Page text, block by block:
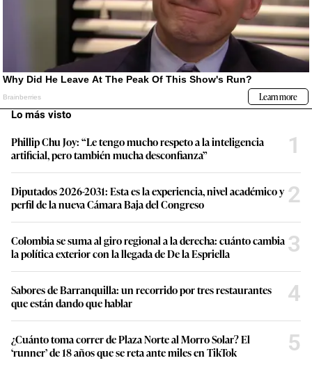
Lo más visto
Phillip Chu Joy: “Le tengo mucho respeto a la inteligencia
artificial, pero también mucha desconfianza”
1
Diputados 2026-2031: Esta es la experiencia, nivel académico y
perfil de la nueva Cámara Baja del Congreso
2
Colombia se suma al giro regional a la derecha: cuánto cambia
la política exterior con la llegada de De la Espriella
3
Sabores de Barranquilla: un recorrido por tres restaurantes
que están dando que hablar
4
¿Cuánto toma correr de Plaza Norte al Morro Solar? El
‘runner’ de 18 años que se reta ante miles en TikTok
5